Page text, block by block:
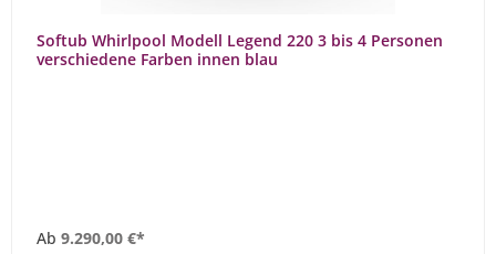
Softub Whirlpool Modell Legend 220 3 bis 4 Personen
verschiedene Farben innen blau
Ab 9.290,00 €*